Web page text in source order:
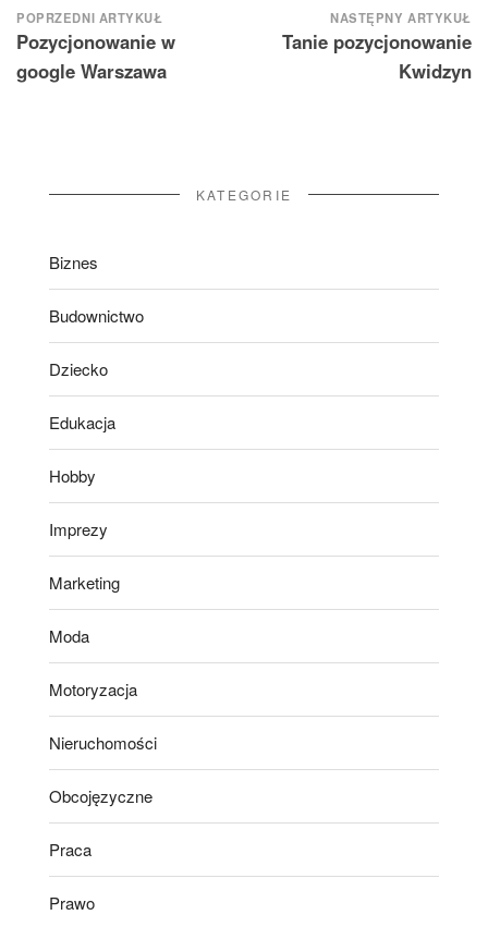
Nawigacja
wpisu
POPRZEDNI ARTYKUŁ
Pozycjonowanie w
google Warszawa
NASTĘPNY ARTYKUŁ
Tanie pozycjonowanie
Kwidzyn
KATEGORIE
Biznes
Budownictwo
Dziecko
Edukacja
Hobby
Imprezy
Marketing
Moda
Motoryzacja
Nieruchomości
Obcojęzyczne
Praca
Prawo